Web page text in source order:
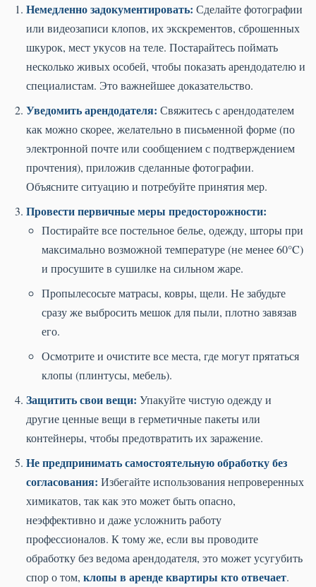
Немедленно задокументировать: Сделайте фотографии
или видеозаписи клопов, их экскрементов, сброшенных
шкурок, мест укусов на теле. Постарайтесь поймать
несколько живых особей, чтобы показать арендодателю и
специалистам. Это важнейшее доказательство.
Уведомить арендодателя: Свяжитесь с арендодателем
как можно скорее, желательно в письменной форме (по
электронной почте или сообщением с подтверждением
прочтения), приложив сделанные фотографии.
Объясните ситуацию и потребуйте принятия мер.
Провести первичные меры предосторожности:
Постирайте все постельное белье, одежду, шторы при
максимально возможной температуре (не менее 60°C)
и просушите в сушилке на сильном жаре.
Пропылесосьте матрасы, ковры, щели. Не забудьте
сразу же выбросить мешок для пыли, плотно завязав
его.
Осмотрите и очистите все места, где могут прятаться
клопы (плинтусы, мебель).
Защитить свои вещи: Упакуйте чистую одежду и
другие ценные вещи в герметичные пакеты или
контейнеры, чтобы предотвратить их заражение.
Не предпринимать самостоятельную обработку без
согласования: Избегайте использования непроверенных
химикатов, так как это может быть опасно,
неэффективно и даже усложнить работу
профессионалов. К тому же, если вы проводите
обработку без ведома арендодателя, это может усугубить
спор о том, клопы в аренде квартиры кто отвечает.